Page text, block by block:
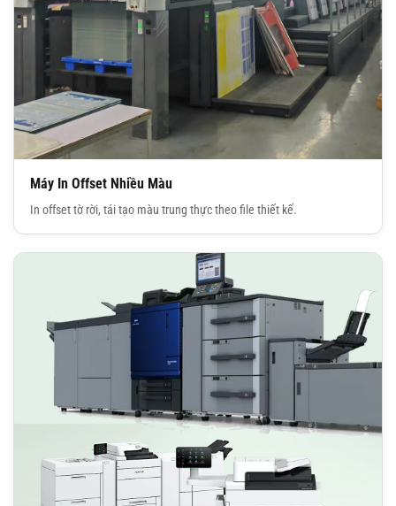
Máy In Offset Nhiều Màu
In offset tờ rời, tái tạo màu trung thực theo file thiết kế.